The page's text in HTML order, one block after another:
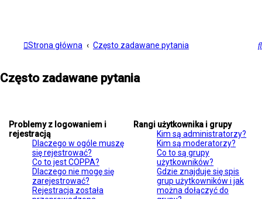
Strona główna Często zadawane pytania
Często zadawane pytania
Problemy z logowaniem i
rejestracją
Dlaczego w ogóle muszę
się rejestrować?
Co to jest COPPA?
Dlaczego nie mogę się
zarejestrować?
Rejestracja została
Rangi użytkownika i grupy
Kim są administratorzy?
Kim są moderatorzy?
Co to są grupy
użytkowników?
Gdzie znajduje się spis
grup użytkowników i jak
można dołączyć do